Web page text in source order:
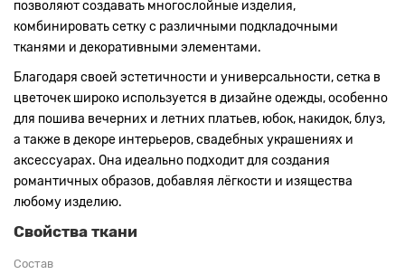
позволяют создавать многослойные изделия,
комбинировать сетку с различными подкладочными
тканями и декоративными элементами.
Благодаря своей эстетичности и универсальности, сетка в
цветочек широко используется в дизайне одежды, особенно
для пошива вечерних и летних платьев, юбок, накидок, блуз,
а также в декоре интерьеров, свадебных украшениях и
аксессуарах. Она идеально подходит для создания
романтичных образов, добавляя лёгкости и изящества
любому изделию.
Свойства ткани
Состав